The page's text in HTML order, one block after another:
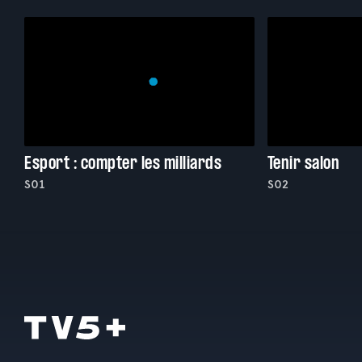
Esport : compter les milliards
S01
Tenir salon
S02